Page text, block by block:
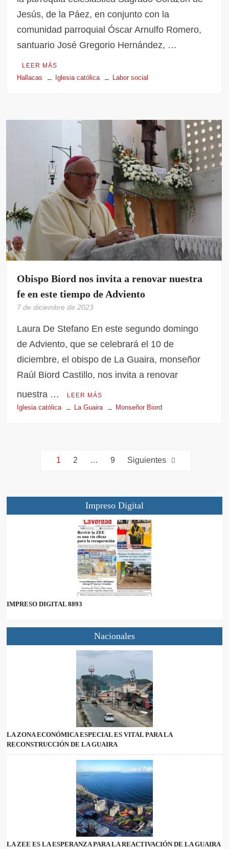
Jesús, de la Páez, en conjunto con la
comunidad parroquial Óscar Arnulfo Romero,
santuario José Gregorio Hernández, …
LEER MÁS
Hallacas Iglesia católica Labor social
Obispo Biord nos invita a renovar nuestra
fe en este tiempo de Adviento
7 de diciembre de 2023
Laura De Stefano En este segundo domingo
de Adviento, que se celebrará el 10 de
diciembre, el obispo de La Guaira, monseñor
Raúl Biord Castillo, nos invita a renovar
nuestra …
LEER MÁS
Iglesia católica La Guaira Monseñor Biord
1 2 … 9 Siguientes
Impreso Digital
IMPRESO DIGITAL 8893
Nacionales
LA ZONA ECONÓMICA ESPECIAL ES VITAL PARA LA
RECONSTRUCCIÓN DE LA GUAIRA
LA ZEE ES LA ESPERANZA PARA LA REACTIVACIÓN DE LA GUAIRA